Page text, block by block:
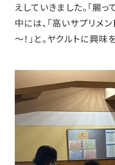
えしていきました。「腸
中には、「高いサプリメ
～！」と。ヤクルトに興